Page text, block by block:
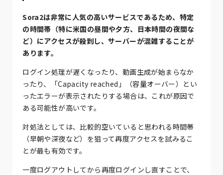
Sora2は非常に人気の高いサービスであるため、特定
の時間帯（特に米国の昼間や夕方、日本時間の夜間な
ど）にアクセスが殺到し、サーバーが混雑することが
あります。
ログイン処理が遅くなったり、動画生成が始まらなか
ったり、「Capacity reached」（容量オーバー）とい
ったエラーが表示されたりする場合は、これが原因で
ある可能性が高いです。
対処法としては、比較的空いていると思われる時間帯
（早朝や深夜など）を狙って再度アクセスを試みるこ
とが最も有効です。
一度ログアウトしてから再度ログインし直すことで、